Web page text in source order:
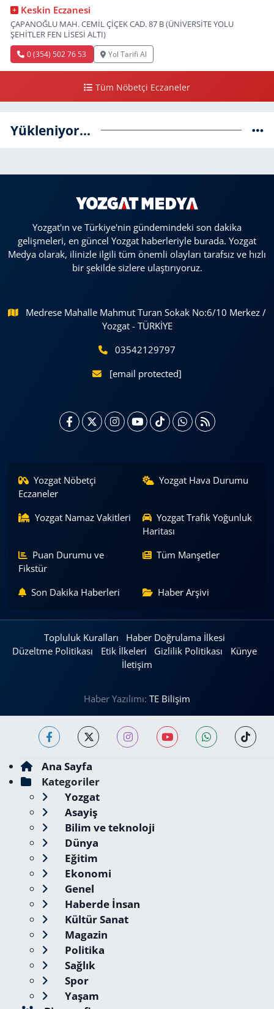
Keskin Eczanesi
ÇAPANOĞLU MAH. CEMİL ÇİÇEK CAD. 87 B (ÜNİVERSİTE YOLU
ŞEHİTLER FEN LİSESİ ALTI)
0 (354) 502 76 53 Yol Tarifi Al
Tüm Nöbetçi Eczaneler
Yükleniyor...
Yozgat'ın ve Türkiye'nin gündemindeki son dakika
gelişmeleri, en güncel Yozgat haberleriyle burada. Yozgat
Medya olarak, ilinizle ilgili tüm önemli olayları tarafsız ve hızlı
bir şekilde sizlere ulaştırıyoruz.
Medrese Mahalle Mahmut Turan Sokak No:6/10 Merkez /
Yozgat - TÜRKİYE
03542129797
[email protected]
Yozgat Nöbetçi
Eczaneler
Yozgat Hava Durumu
Yozgat Namaz Vakitleri
Yozgat Trafik Yoğunluk
Haritası
Puan Durumu ve
Fikstür
Tüm Manşetler
Son Dakika Haberleri Haber Arşivi
Topluluk Kuralları
Haber Doğrulama İlkesi
Düzeltme Politikası
Etik İlkeleri Gizlilik Politikası
Künye
İletişim
Haber Yazılımı: TE Bilişim
Ana Sayfa
Kategoriler
Yozgat
Asayiş
Bilim ve teknoloji
Dünya
Eğitim
Ekonomi
Genel
Haberde İnsan
Kültür Sanat
Magazin
Politika
Sağlık
Spor
Yaşam